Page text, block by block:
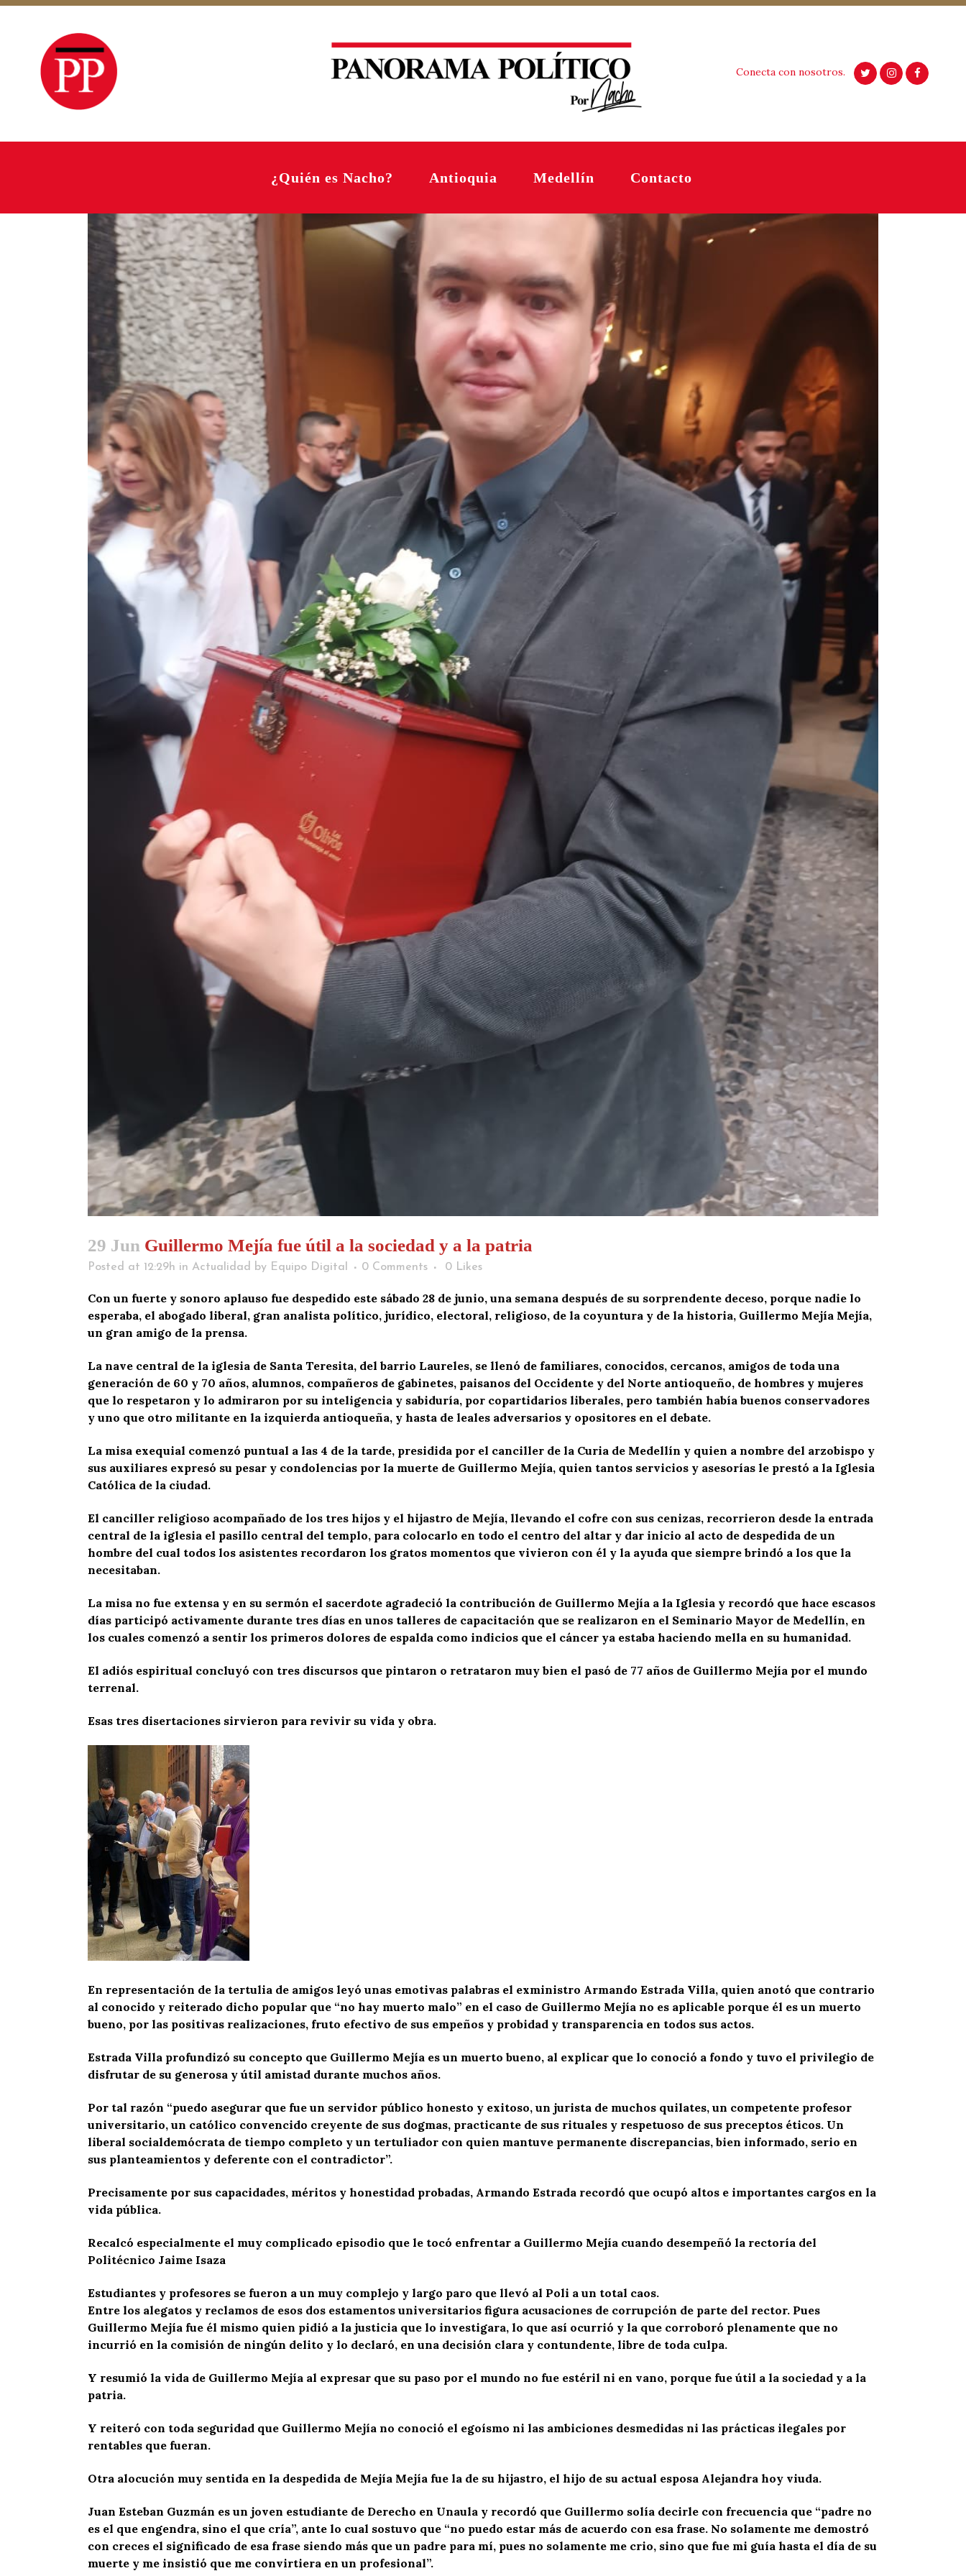
Conecta con nosotros.
¿Quién es Nacho? Antioquia Medellín Contacto
29 Jun Guillermo Mejía fue útil a la sociedad y a la patria
Posted at 12:29h in Actualidad by Equipo Digital 0 Comments 0 Likes
Con un fuerte y sonoro aplauso fue despedido este sábado 28 de junio, una semana después de su sorprendente deceso, porque nadie lo
esperaba, el abogado liberal, gran analista político, jurídico, electoral, religioso, de la coyuntura y de la historia, Guillermo Mejía Mejía,
un gran amigo de la prensa.
La nave central de la iglesia de Santa Teresita, del barrio Laureles, se llenó de familiares, conocidos, cercanos, amigos de toda una
generación de 60 y 70 años, alumnos, compañeros de gabinetes, paisanos del Occidente y del Norte antioqueño, de hombres y mujeres
que lo respetaron y lo admiraron por su inteligencia y sabiduría, por copartidarios liberales, pero también había buenos conservadores
y uno que otro militante en la izquierda antioqueña, y hasta de leales adversarios y opositores en el debate.
La misa exequial comenzó puntual a las 4 de la tarde, presidida por el canciller de la Curia de Medellín y quien a nombre del arzobispo y
sus auxiliares expresó su pesar y condolencias por la muerte de Guillermo Mejía, quien tantos servicios y asesorías le prestó a la Iglesia
Católica de la ciudad.
El canciller religioso acompañado de los tres hijos y el hijastro de Mejía, llevando el cofre con sus cenizas, recorrieron desde la entrada
central de la iglesia el pasillo central del templo, para colocarlo en todo el centro del altar y dar inicio al acto de despedida de un
hombre del cual todos los asistentes recordaron los gratos momentos que vivieron con él y la ayuda que siempre brindó a los que la
necesitaban.
La misa no fue extensa y en su sermón el sacerdote agradeció la contribución de Guillermo Mejía a la Iglesia y recordó que hace escasos
días participó activamente durante tres días en unos talleres de capacitación que se realizaron en el Seminario Mayor de Medellín, en
los cuales comenzó a sentir los primeros dolores de espalda como indicios que el cáncer ya estaba haciendo mella en su humanidad.
El adiós espiritual concluyó con tres discursos que pintaron o retrataron muy bien el pasó de 77 años de Guillermo Mejía por el mundo
terrenal.
Esas tres disertaciones sirvieron para revivir su vida y obra.
En representación de la tertulia de amigos leyó unas emotivas palabras el exministro Armando Estrada Villa, quien anotó que contrario
al conocido y reiterado dicho popular que “no hay muerto malo” en el caso de Guillermo Mejía no es aplicable porque él es un muerto
bueno, por las positivas realizaciones, fruto efectivo de sus empeños y probidad y transparencia en todos sus actos.
Estrada Villa profundizó su concepto que Guillermo Mejía es un muerto bueno, al explicar que lo conoció a fondo y tuvo el privilegio de
disfrutar de su generosa y útil amistad durante muchos años.
Por tal razón “puedo asegurar que fue un servidor público honesto y exitoso, un jurista de muchos quilates, un competente profesor
universitario, un católico convencido creyente de sus dogmas, practicante de sus rituales y respetuoso de sus preceptos éticos. Un
liberal socialdemócrata de tiempo completo y un tertuliador con quien mantuve permanente discrepancias, bien informado, serio en
sus planteamientos y deferente con el contradictor”.
Precisamente por sus capacidades, méritos y honestidad probadas, Armando Estrada recordó que ocupó altos e importantes cargos en la
vida pública.
Recalcó especialmente el muy complicado episodio que le tocó enfrentar a Guillermo Mejía cuando desempeñó la rectoría del
Politécnico Jaime Isaza
Estudiantes y profesores se fueron a un muy complejo y largo paro que llevó al Poli a un total caos.
Entre los alegatos y reclamos de esos dos estamentos universitarios figura acusaciones de corrupción de parte del rector. Pues
Guillermo Mejía fue él mismo quien pidió a la justicia que lo investigara, lo que así ocurrió y la que corroboró plenamente que no
incurrió en la comisión de ningún delito y lo declaró, en una decisión clara y contundente, libre de toda culpa.
Y resumió la vida de Guillermo Mejía al expresar que su paso por el mundo no fue estéril ni en vano, porque fue útil a la sociedad y a la
patria.
Y reiteró con toda seguridad que Guillermo Mejía no conoció el egoísmo ni las ambiciones desmedidas ni las prácticas ilegales por
rentables que fueran.
Otra alocución muy sentida en la despedida de Mejía Mejía fue la de su hijastro, el hijo de su actual esposa Alejandra hoy viuda.
Juan Esteban Guzmán es un joven estudiante de Derecho en Unaula y recordó que Guillermo solía decirle con frecuencia que “padre no
es el que engendra, sino el que cría”, ante lo cual sostuvo que “no puedo estar más de acuerdo con esa frase. No solamente me demostró
con creces el significado de esa frase siendo más que un padre para mí, pues no solamente me crio, sino que fue mi guía hasta el día de su
muerte y me insistió que me convirtiera en un profesional”.